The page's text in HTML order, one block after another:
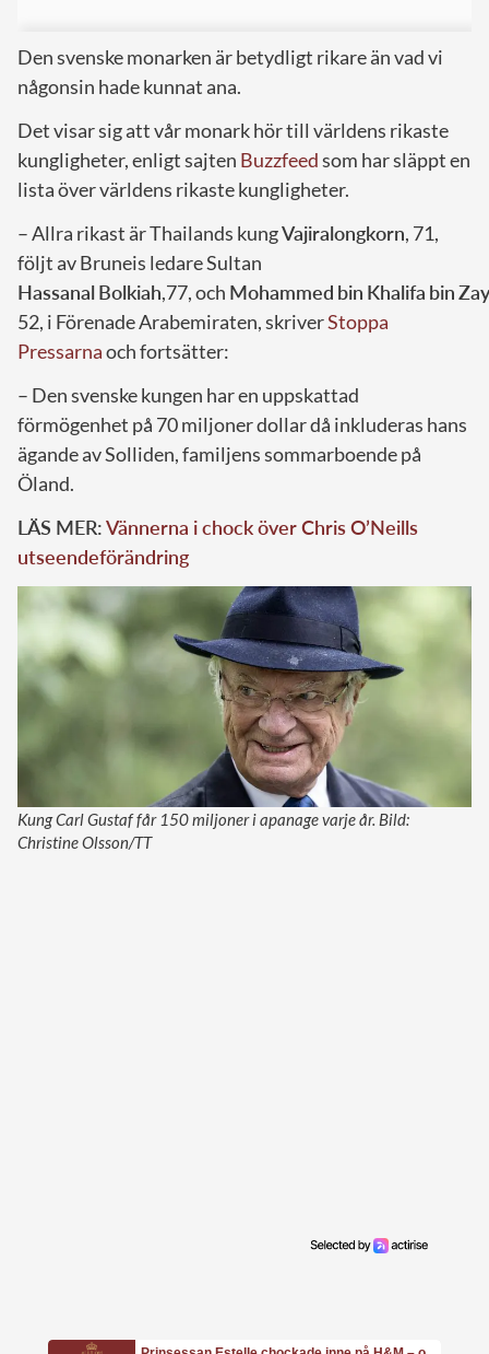
Den svenske monarken är betydligt rikare än vad vi
någonsin hade kunnat ana.
Det visar sig att vår monark hör till världens rikaste
kungligheter, enligt sajten Buzzfeedsom har släppt en
lista över världens rikaste kungligheter.
– Allra rikast är Thailands kungVajiralongkorn, 71,
följt av Bruneis ledare Sultan
HassanalBolkiah,77, och Mohammed bin Khalifa bin
52, i Förenade Arabemiraten, skriverStoppa
Pressarnaoch fortsätter:
– Den svenske kungen har en uppskattad
förmögenhet på 70 miljoner dollar då inkluderas hans
ägande av Solliden, familjens sommarboende på
Öland.
LÄS MER:Vännerna i chock över Chris O’Neills
utseendeförändring
Kung Carl Gustaf får 150 miljoner i apanage varje år. Bild:
Christine Olsson/TT